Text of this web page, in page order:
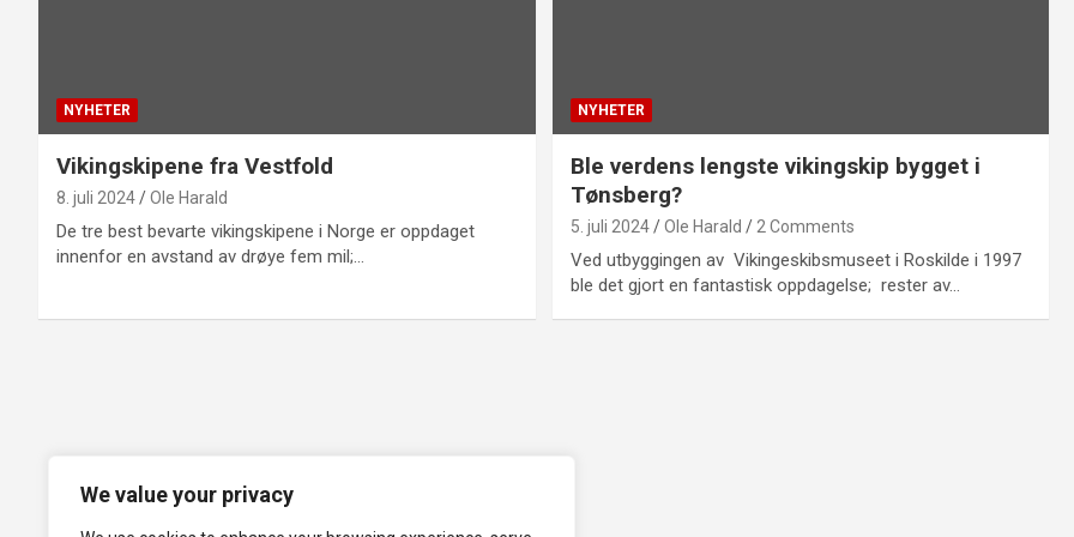
We value your privacy
NYHETER
Vikingskipene fra Vestfold
8. juli 2024 Ole Harald
De tre best bevarte vikingskipene i Norge er oppdaget
innenfor en avstand av drøye fem mil;…
NYHETER
Ble verdens lengste vikingskip bygget i
Tønsberg?
5. juli 2024 Ole Harald 2 Comments
Ved utbyggingen av Vikingeskibsmuseet i Roskilde i 1997
ble det gjort en fantastisk oppdagelse; rester av…